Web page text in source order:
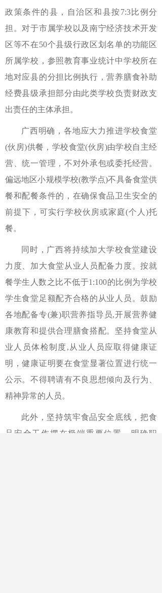
政策条件的县，自治区和县按7:3比例分
担。对于市属学校以及南宁经济技术开发
区等不在50个县级行政区划名单的功能区
所属学校，参照教育事业统计中学校所在
地对应县的分担比例执行，营养膳食补助
经费县级承担部分由此类学校负责财政支
出责任的主体承担。
广西明确，各地应大力推进学校食堂
(伙房)供餐，学校食堂(伙房)由学校自主经
营、统一管理，不对外承包或委托经营。
偏远地区小规模学校(教学点)不具备食堂供
餐和配餐条件的，在确保食品卫生安全的
前提下，可实行学校伙房或家庭(个人)托
餐。
同时，广西将持续加大学校食堂建设
力度、加大食堂从业人员配备力度。按就
餐学生人数之比不低于1:100的比例为学校
学生食堂足额配齐合格的从业人员。鼓励
各地配备专(兼)职营养指导员,开展营养健
康教育和提供合理膳食搭配。坚持食堂从
业人员体检制度,从业人员应取得健康证
明，健康证明要在食堂显著位置进行统一
公示。不得聘请有不良思想倾向及行为、
精神异常的人员。
此外，坚持筑牢食品安全底线，把食
品安全工作摆在极端重要位置，明确职